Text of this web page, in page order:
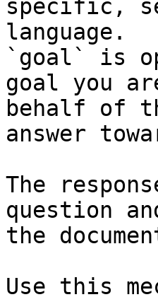
specific,
language.
`goal` is
goal you
behalf of
answer
The
question
the
Use this